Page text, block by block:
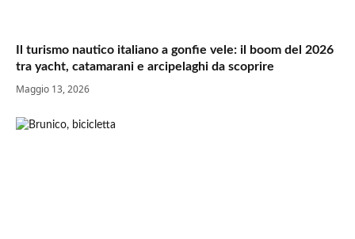
Il turismo nautico italiano a gonfie vele: il boom del 2026
tra yacht, catamarani e arcipelaghi da scoprire
Maggio 13, 2026